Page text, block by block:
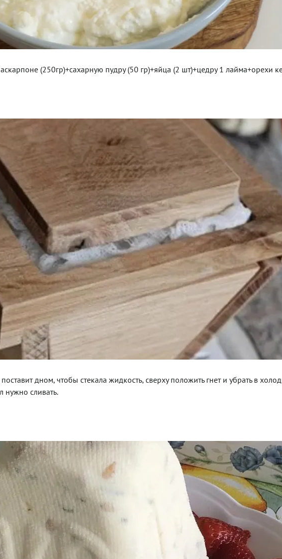
(250гр)+сахарную пудру (50 гр)+яйца (2 шт)+цедру 1 лайма+орехи
дном, чтобы стекала жидкость, сверху положить гнет и убрать в
нужно сливать.